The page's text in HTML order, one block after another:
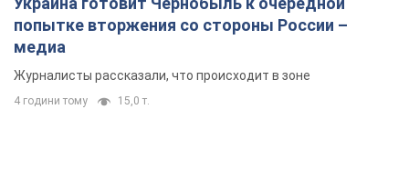
попытке вторжения со стороны России –
медиа
Журналисты рассказали, что происходит в зоне
4 години тому 15,0 т.